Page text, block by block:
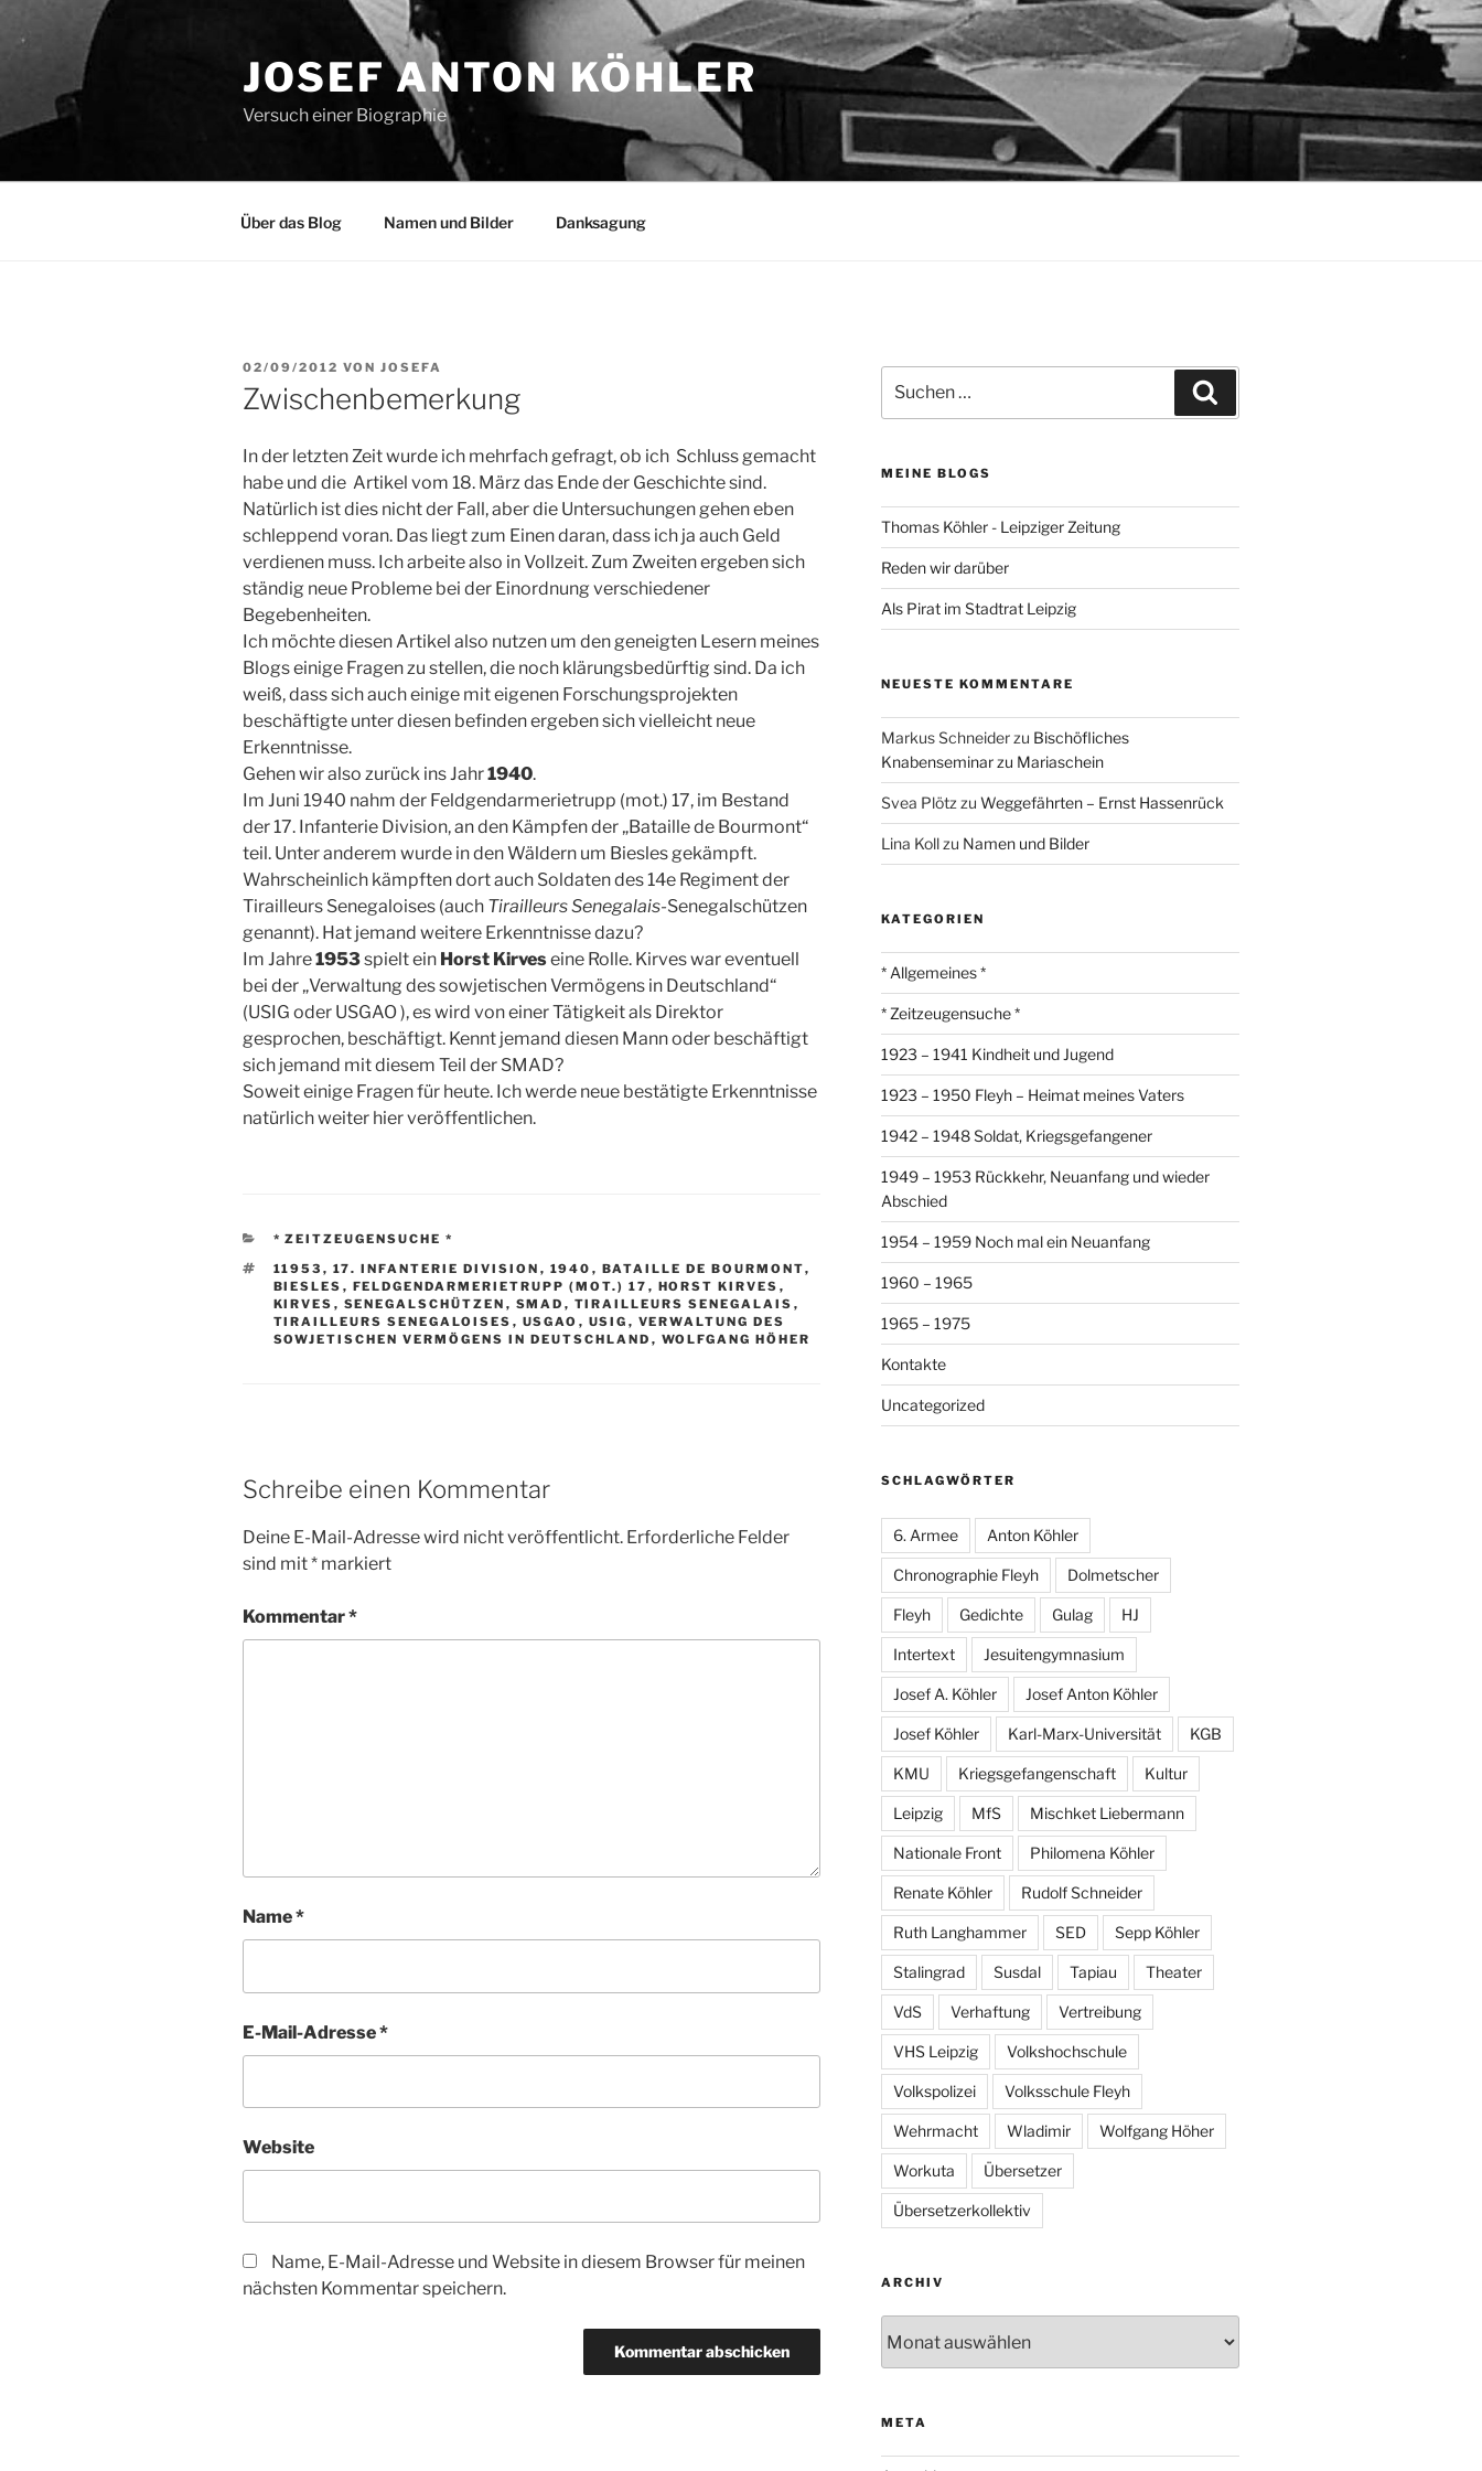
Inhalt
JOSEF ANTON KÖHLER
Versuch einer Biographie
Über das Blog Namen und Bilder Danksagung
VERÖFFENTLICHT
AM
02/09/2012 VON JOSEFA
Zwischenbemerkung
In der letzten Zeit wurde ich mehrfach gefragt, ob ich Schluss gemacht
habe und die Artikel vom 18. März das Ende der Geschichte sind.
Natürlich ist dies nicht der Fall, aber die Untersuchungen gehen eben
schleppend voran. Das liegt zum Einen daran, dass ich ja auch Geld
verdienen muss. Ich arbeite also in Vollzeit. Zum Zweiten ergeben sich
ständig neue Probleme bei der Einordnung verschiedener
Begebenheiten.
Ich möchte diesen Artikel also nutzen um den geneigten Lesern meines
Blogs einige Fragen zu stellen, die noch klärungsbedürftig sind. Da ich
weiß, dass sich auch einige mit eigenen Forschungsprojekten
beschäftigte unter diesen befinden ergeben sich vielleicht neue
Erkenntnisse.
Gehen wir also zurück ins Jahr1940.
Im Juni 1940 nahm der Feldgendarmerietrupp (mot.) 17, im Bestand
der 17. Infanterie Division, an den Kämpfen der „Bataille de Bourmont“
teil. Unter anderem wurde in den Wäldern um Biesles gekämpft.
Wahrscheinlich kämpften dort auch Soldaten des 14e Regiment der
Tirailleurs Senegaloises (auch Tirailleurs Senegalais-Senegalschützen
genannt). Hat jemand weitere Erkenntnisse dazu?
Im Jahre1953spielt ein Horst Kirveseine Rolle. Kirves war eventuell
bei der „Verwaltung des sowjetischen Vermögens in Deutschland“
(USIG oder USGAO ), es wird von einer Tätigkeit als Direktor
gesprochen, beschäftigt. Kennt jemand diesen Mann oder beschäftigt
sich jemand mit diesem Teil der SMAD?
Soweit einige Fragen für heute. Ich werde neue bestätigte Erkenntnisse
natürlich weiter hier veröffentlichen.
KATEGORIEN
* ZEITZEUGENSUCHE *
SCHLAGWÖRTER
11953 , 17. INFANTERIE DIVISION , 1940 , BATAILLE DE BOURMONT,
BIESLES , FELDGENDARMERIETRUPP (MOT.) 17 , HORST KIRVES ,
KIRVES , SENEGALSCHÜTZEN , SMAD , TIRAILLEURS SENEGALAIS ,
TIRAILLEURS SENEGALOISES , USGAO , USIG , VERWALTUNG DES
SOWJETISCHEN VERMÖGENS IN DEUTSCHLAND , WOLFGANG HÖHER
Schreibe einen Kommentar
Deine E-Mail-Adresse wird nicht veröffentlicht. Erforderliche Felder
sind mit* markiert
Kommentar*
Name*
E-Mail-Adresse*
Website
Name, E-Mail-Adresse und Website in diesem Browser für meinen
nächsten Kommentar speichern.
nach:
MEINE BLOGS
Thomas Köhler - Leipziger Zeitung
Reden wir darüber
Als Pirat im Stadtrat Leipzig
NEUESTE KOMMENTARE
Markus Schneiderzu Bischöfliches
Knabenseminar zu Mariaschein
Svea Plötz zu Weggefährten – Ernst Hassenrück
Lina Kollzu Namen und Bilder
KATEGORIEN
* Allgemeines *
* Zeitzeugensuche *
1923 – 1941 Kindheit und Jugend
1923 – 1950 Fleyh – Heimat meines Vaters
1942 – 1948 Soldat, Kriegsgefangener
1949 – 1953 Rückkehr, Neuanfang und wieder
Abschied
1954 – 1959 Noch mal ein Neuanfang
1960 – 1965
1965 – 1975
Kontakte
Uncategorized
SCHLAGWÖRTER
6. Armee Anton Köhler
Chronographie Fleyh Dolmetscher
Fleyh Gedichte Gulag HJ
Intertext Jesuitengymnasium
Josef A. Köhler Josef Anton Köhler
Josef Köhler Karl-Marx-Universität KGB
KMU Kriegsgefangenschaft Kultur
Leipzig MfS Mischket Liebermann
Nationale Front Philomena Köhler
Renate Köhler Rudolf Schneider
Ruth Langhammer SED Sepp Köhler
Stalingrad Susdal Tapiau Theater
VdS Verhaftung Vertreibung
VHS Leipzig Volkshochschule
Volkspolizei Volksschule Fleyh
Wehrmacht Wladimir Wolfgang Höher
Workuta Übersetzer
Übersetzerkollektiv
ARCHIV
META